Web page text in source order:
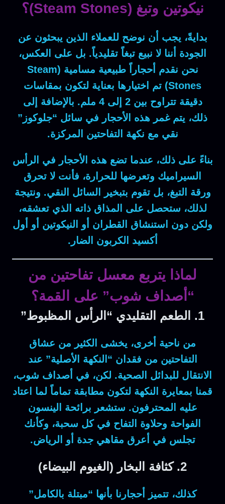
نيكوتين وتبغ (Steam Stones)؟
بدايةً، يجب أن نوضح للعملاء الذين يبحثون عن
الجودة أننا لا نبيع تبغاً تقليدياً. بل على العكس،
نحن نقدم أحجاراً طبيعية مسامية (Steam
Stones) تم اختيارها بعناية لتكون بمقاسات
دقيقة تتراوح بين 2 إلى 4 ملم.
بالإضافة إلى
ذلك، يتم غمر هذه الأحجار في سائل “جلوكوز”
نقي مع نكهة التفاحتين المركزة.
بناءً على ذلك، عندما تضع هذه الأحجار في الرأس
السيراميك وتعرضها للحرارة، فأنت لا تحرق
ورقة التبغ، بل تقوم بتبخير السائل النقي. ونتيجة
لذلك، ستحصل على المذاق ذاته الذي تعشقه،
ولكن دون استنشاق القطران أو النيكوتين أو أول
أكسيد الكربون الضار.
لماذا يتربع معسل تفاحتين من
“أصداف شوب” على القمة؟
1. الطعم التقليدي “الرأس المظبوط”
من ناحية أخرى، يخشى الكثير من عشاق
التفاحتين من فقدان “النكهة الأصلية” عند
الانتقال للبدائل الصحية. لكن، في أصداف شوب،
قمنا بمعايرة النكهة لتكون مطابقة تماماً لما اعتاد
عليه المحترفون. ستشعر برائحة الينسون
الفواحة وحلاوة التفاح في كل سحبة، وكأنك
تجلس في أعرق مقاهي جدة أو الرياض.
2. كثافة البخار (الغيوم البيضاء)
كذلك، تتميز أحجارنا بأنها “مبتلة بالكامل”